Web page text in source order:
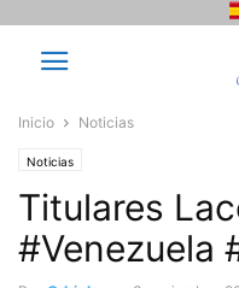
Inicio Noticias
Noticias
Titulares
#Venezuela